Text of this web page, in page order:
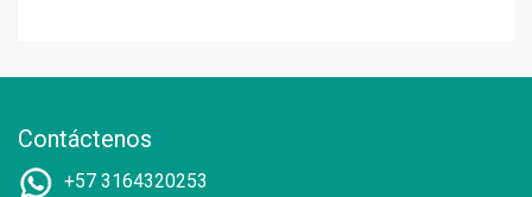
Contáctenos
+57 3164320253